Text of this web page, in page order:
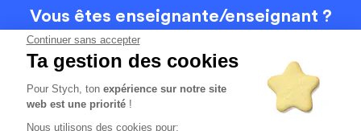
Continuer sans accepter
Ta gestion des cookies
Pour Stych, tonexpérience sur notre site
web est une priorité !
Nous utilisons des cookies pour:
Vous êtes enseignante/enseignant ?
On recrute
Code de la route
Contact